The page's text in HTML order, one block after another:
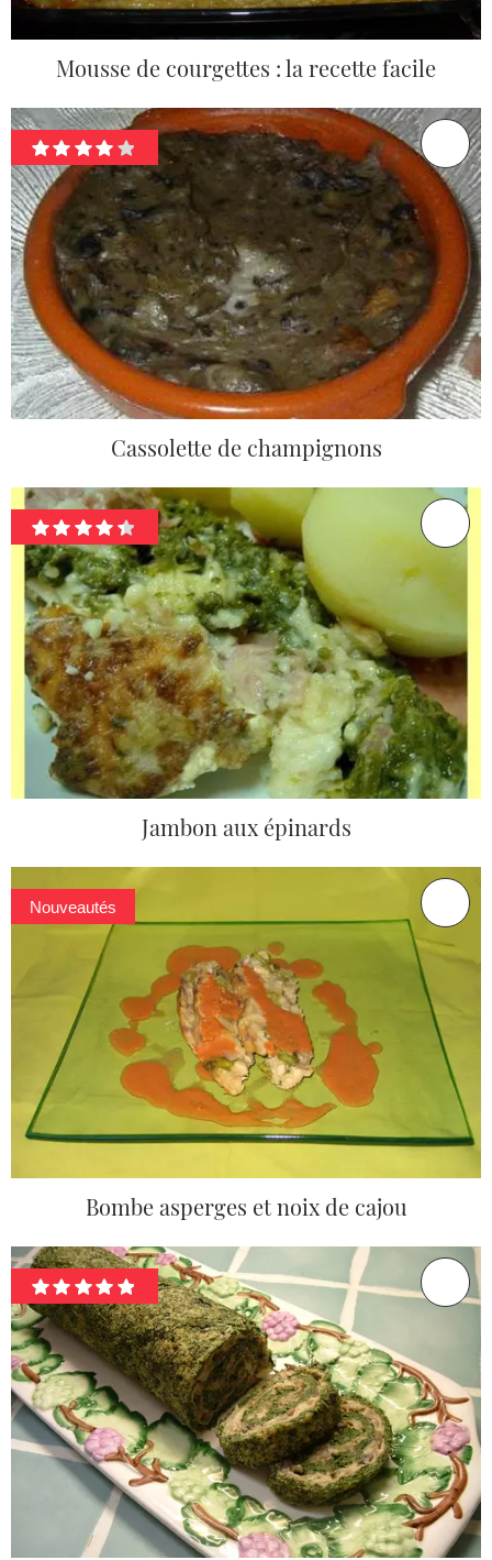
Mousse de courgettes : la recette facile
Cassolette de champignons
Jambon aux épinards
Nouveautés
Bombe asperges et noix de cajou